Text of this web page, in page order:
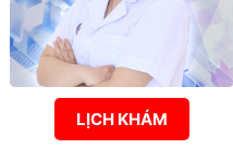
LỊCH KHÁM